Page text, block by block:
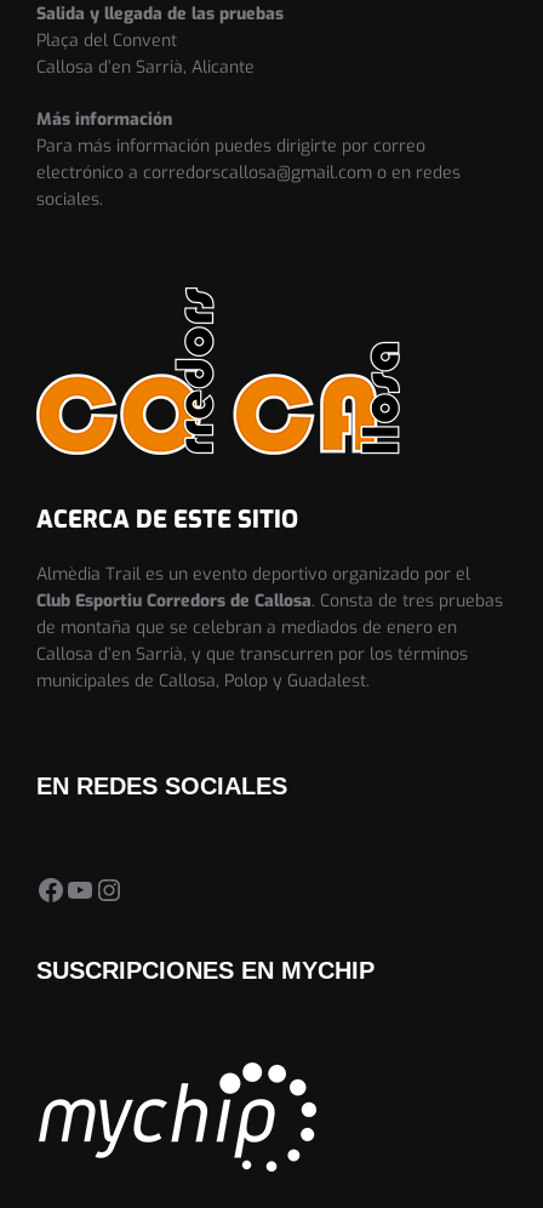
Salida y llegada de las pruebas
Plaça del Convent
Callosa d’en Sarrià, Alicante
Más información
Para más información puedes dirigirte por correo
electrónico a corredorscallosa@gmail.com o en redes
sociales.
ACERCA DE ESTE SITIO
Almèdia Trail es un evento deportivo organizado por el
Club Esportiu Corredors de Callosa. Consta de tres pruebas
de montaña que se celebran a mediados de enero en
Callosa d’en Sarrià, y que transcurren por los términos
municipales de Callosa, Polop y Guadalest.
EN REDES SOCIALES
Facebook Almedia TrailYouTube
Instagram
SUSCRIPCIONES EN MYCHIP